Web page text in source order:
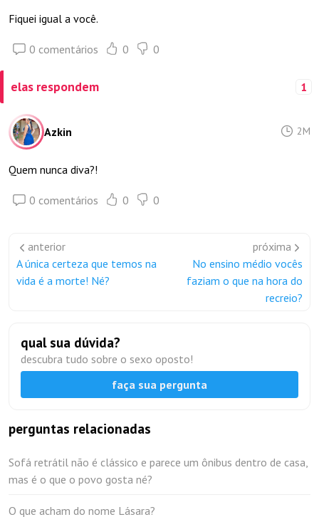
Fiquei igual a você.
0 comentários 0 0
elas respondem 1
Azkin 2M
Quem nunca diva?!
0 comentários 0 0
anterior
A única certeza que temos na
vida é a morte! Né?
próxima
No ensino médio vocês
faziam o que na hora do
recreio?
qual sua dúvida?
descubra tudo sobre o sexo oposto!
faça sua pergunta
perguntas relacionadas
Sofá retrátil não é clássico e parece um ônibus dentro de casa,
mas é o que o povo gosta né?
O que acham do nome Lásara?